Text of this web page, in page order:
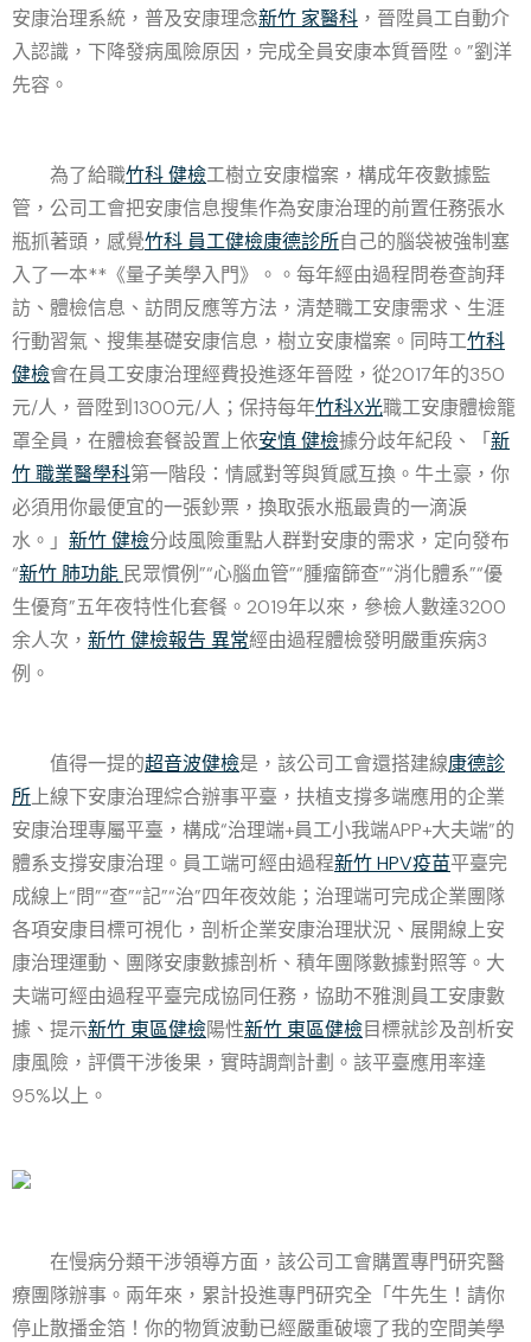
安康治理系統，普及安康理念新竹 家醫科 ，晉陞員工自動介
入認識，下降發病風險原因，完成全員安康本質晉陞。”劉洋
先容。
為了給職竹科 健檢工樹立安康檔案，構成年夜數據監
管，公司工會把安康信息搜集作為安康治理的前置任務張水
瓶抓著頭，感覺竹科 員工健檢康德診所自己的腦袋被強制塞
入了一本**《量子美學入門》。。每年經由過程問卷查詢拜
訪、體檢信息、訪問反應等方法，清楚職工安康需求、生涯
行動習氣、搜集基礎安康信息，樹立安康檔案。同時工竹科
健檢會在員工安康治理經費投進逐年晉陞，從2017年的350
元/人，晉陞到1300元/人；保持每年竹科X光職工安康體檢籠
罩全員，在體檢套餐設置上依安慎 健檢據分歧年紀段、「新
竹 職業醫學科第一階段：情感對等與質感互換。牛土豪，你
必須用你最便宜的一張鈔票，換取張水瓶最貴的一滴淚
水。」 新竹 健檢分歧風險重點人群對安康的需求，定向發布
“新竹 肺功能 民眾慣例”“心腦血管”“腫瘤篩查”“消化體系”“優
生優育”五年夜特性化套餐。2019年以來，參檢人數達3200
余人次， 新竹 健檢報告 異常經由過程體檢發明嚴重疾病3
例。
值得一提的超音波健檢是，該公司工會還搭建線康德診
所上線下安康治理綜合辦事平臺，扶植支撐多端應用的企業
安康治理專屬平臺，構成“治理端+員工小我端APP+大夫端”的
體系支撐安康治理。員工端可經由過程新竹 HPV疫苗平臺完
成線上“問”“查”“記”“治”四年夜效能；治理端可完成企業團隊
各項安康目標可視化，剖析企業安康治理狀況、展開線上安
康治理運動、團隊安康數據剖析、積年團隊數據對照等。大
夫端可經由過程平臺完成協同任務，協助不雅測員工安康數
據、提示新竹 東區健檢陽性新竹 東區健檢目標就診及剖析安
康風險，評價干涉後果，實時調劑計劃。該平臺應用率達
95%以上。
在慢病分類干涉領導方面，該公司工會購置專門研究醫
療團隊辦事。兩年來，累計投進專門研究全「牛先生！請你
停止散播金箔！你的物質波動已經嚴重破壞了我的空間美學